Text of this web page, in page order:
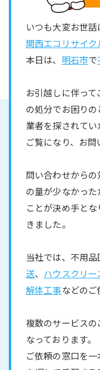
いつも大変お世話
関西エコリサイク
本日は、 明石市で
お引越しに伴っ
の処分でお困り
業者を探されて
ご覧になり、お問
問い合わせから
の量が少なかっ
ことが決め手と
きました。
当社では、不用品
送、 ハウスクリー
解体工事などのご
複数のサービス
なっております。
ご依頼の窓口を